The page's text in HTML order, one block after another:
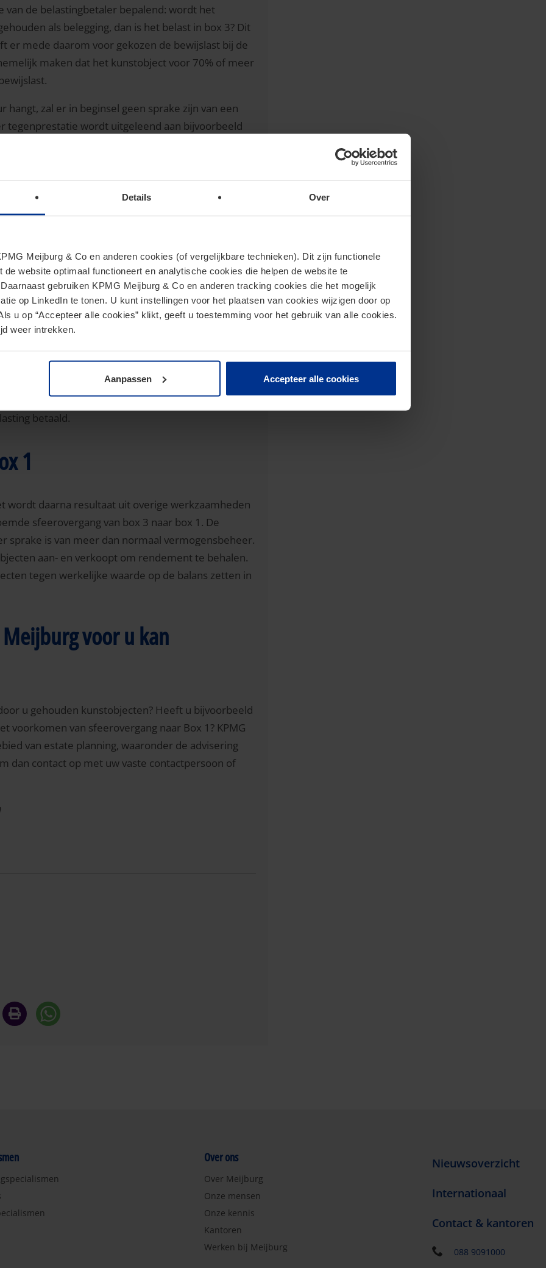
Details Over
Meijburg & Co en anderen cookies (of vergelijkbare technieken). Dit zijn functionele
de website optimaal functioneert en analytische cookies die helpen de website te
gebruiken KPMG Meijburg & Co en anderen tracking cookies die het mogelijk
op LinkedIn te tonen. U kunt instellingen voor het plaatsen van cookies wijzigen door op
u op “Accepteer alle cookies” klikt, geeft u toestemming voor het gebruik van alle cookies.
weer intrekken.
Aanpassen Accepteer alle cookies
van de belastingbetaler bepalend: wordt het
als belegging, dan is het belast in box 3? Dit
er mede daarom voor gekozen de bewijslast bij de
maken dat het kunstobject voor 70% of meer
zal er in beginsel geen sprake zijn van een
tegenprestatie wordt uitgeleend aan bijvoorbeeld
schilderij dus vrijgesteld zijn van Box 3-heffing.
vergoeding, dan wordt het kunstobject belast in
dat de kunstvrijstelling niet zal gelden voor
met het oogmerk Box 3-heffing te ontwijken
het oog op mogelijke verkoopwinsten, dan is uw
bent u in box 1 belasting verschuldigd over de
)tarief van 49,5%. Er kan sprake zijn van
Is sprake van winst uit onderneming dan
uw winst niet belast wordt. Daarnaast heeft u
levert een vermindering (tot wel € 9.153 per jaar)
betaald.
1
wordt daarna resultaat uit overige werkzaamheden
sfeerovergang van box 3 naar box 1. De
sprake is van meer dan normaal vermogensbeheer.
aan- en verkoopt om rendement te behalen.
tegen werkelijke waarde op de balans zetten in
voor u kan
u gehouden kunstobjecten? Heeft u bijvoorbeeld
voorkomen van sfeerovergang naar Box 1? KPMG
van estate planning, waaronder de advisering
dan contact op met uw vaste contactpersoon of
Over ons
Over Meijburg
Onze mensen
Onze kennis
Kantoren
Werken bij Meijburg
Nieuwsoverzicht
Internationaal
Contact & kantoren
088 9091000